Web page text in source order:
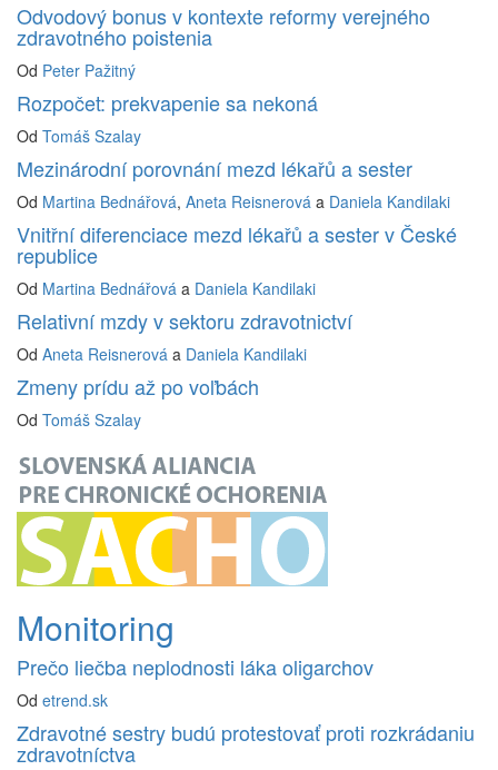
Odvodový bonus v kontexte reformy verejného
zdravotného poistenia
Od Peter Pažitný
Rozpočet: prekvapenie sa nekoná
Od Tomáš Szalay
Mezinárodní porovnání mezd lékařů a sester
Od Martina Bednářová, Aneta Reisnerová a Daniela Kandilaki
Vnitřní diferenciace mezd lékařů a sester v České
republice
Od Martina Bednářová a Daniela Kandilaki
Relativní mzdy v sektoru zdravotnictví
Od Aneta Reisnerová a Daniela Kandilaki
Zmeny prídu až po voľbách
Od Tomáš Szalay
Monitoring
Prečo liečba neplodnosti láka oligarchov
Od etrend.sk
Zdravotné sestry budú protestovať proti rozkrádaniu
zdravotníctva